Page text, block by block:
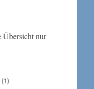
nur